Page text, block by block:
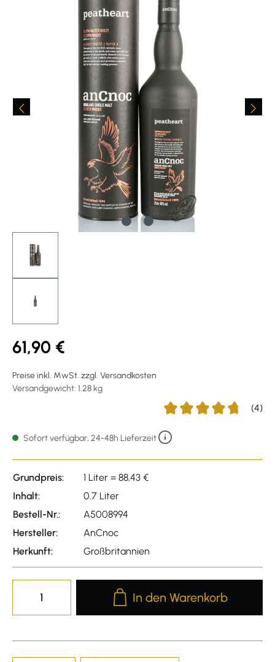
61,90 €
Preise inkl. MwSt. zzgl. Versandkosten
Versandgewicht: 1.28 kg
(4)
Sofort verfügbar, 24-48h Lieferzeit
Grundpreis:
1 Liter = 88,43 €
Inhalt:
0.7 Liter
Bestell-Nr.:
A5008994
Hersteller:
AnCnoc
Herkunft:
Großbritannien
Produkt Anzahl: Gib den
In den Warenkorb